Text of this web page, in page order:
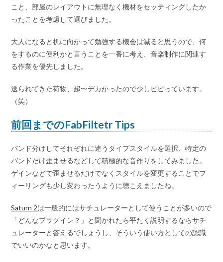
こと、部屋のレイアウトに無理なく機材をセッティングしたか
ったことを考慮して選びました。
大人になると机に向かって勉強する機会は減ると思うので、何
をするのに便利かと言うことを一番に考え、音楽制作に関連す
る作業を優先しました。
送られてきた荷物、超〜デカかったので少しビビっています。
（笑）
前回までのFabFiltetr Tips
バンド分けしてそれぞれに違うタイプスタイルを選択、特定の
バンドだけ歪ませるなどして積極的な音作りをしてみました。
ゲインなどで歪ませるだけでなくスタイルを変更することでフ
ィーリングも少し変わったうように聴こえましたね。
Saturn 2は一般的にはサチュレーターとして使うことが多いので
「どんなプラグイン？」と聞かれたら平たく説明するならサチ
ュレーターと答えるでしょうし、そういう使い方としての認識
でいいのかなと思います。